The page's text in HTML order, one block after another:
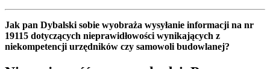
Jak pan Dybalski sobie wyobraża wysyłanie informacji na nr
19115 dotyczących nieprawidłowości wynikających z
niekompetencji urzędników czy samowoli budowlanej?